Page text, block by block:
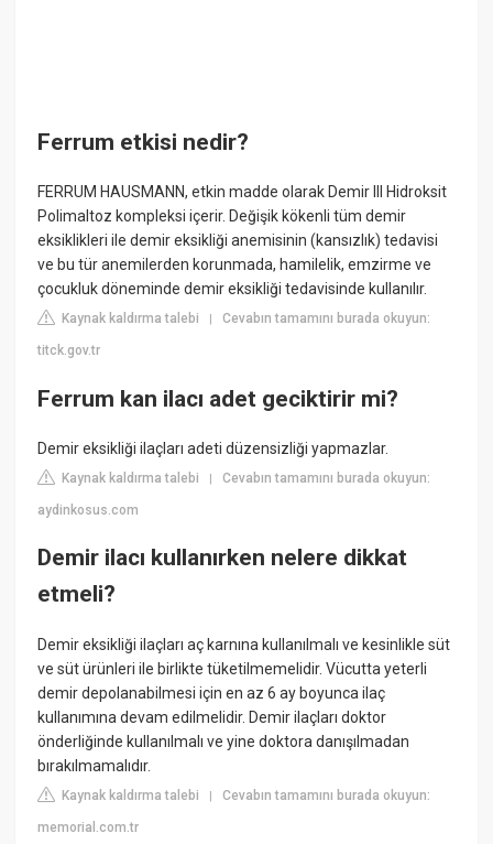
Ferrum etkisi nedir?
FERRUM HAUSMANN, etkin madde olarak Demir III Hidroksit
Polimaltoz kompleksi içerir. Değişik kökenli tüm demir
eksiklikleri ile demir eksikliği anemisinin (kansızlık) tedavisi
ve bu tür anemilerden korunmada, hamilelik, emzirme ve
çocukluk döneminde demir eksikliği tedavisinde kullanılır.
Kaynak kaldırma talebi |Cevabın tamamını burada okuyun:
titck.gov.tr
Ferrum kan ilacı adet geciktirir mi?
Demir eksikliği ilaçları adeti düzensizliği yapmazlar.
Kaynak kaldırma talebi |Cevabın tamamını burada okuyun:
aydinkosus.com
Demir ilacı kullanırken nelere dikkat
etmeli?
Demir eksikliği ilaçları aç karnına kullanılmalı ve kesinlikle süt
ve süt ürünleri ile birlikte tüketilmemelidir. Vücutta yeterli
demir depolanabilmesi için en az 6 ay boyunca ilaç
kullanımına devam edilmelidir. Demir ilaçları doktor
önderliğinde kullanılmalı ve yine doktora danışılmadan
bırakılmamalıdır.
Kaynak kaldırma talebi |Cevabın tamamını burada okuyun:
memorial.com.tr